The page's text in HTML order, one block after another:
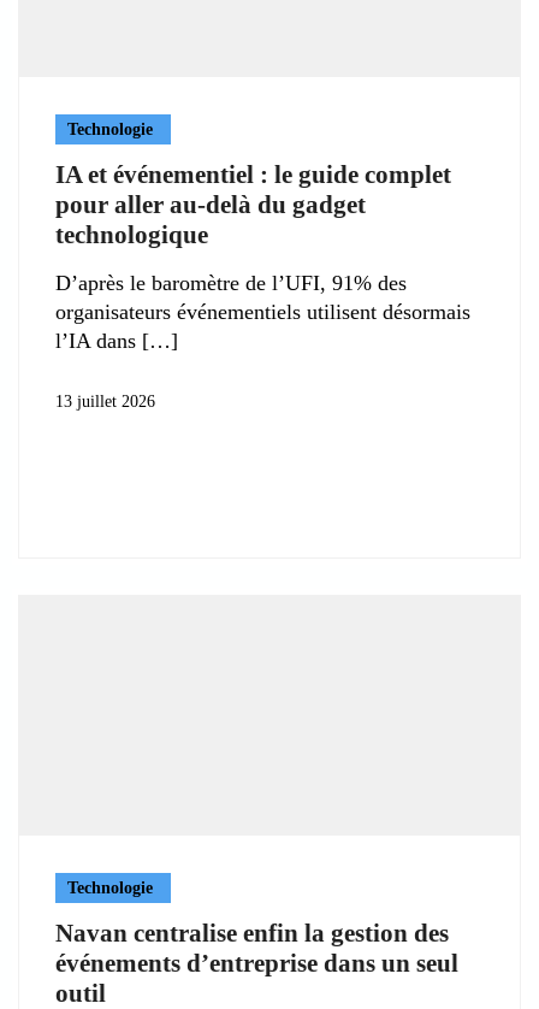
Technologie
IA et événementiel : le guide complet
pour aller au-delà du gadget
technologique
D’après le baromètre de l’UFI, 91% des
organisateurs événementiels utilisent désormais
l’IA dans
13 juillet 2026
Technologie
Navan centralise enfin la gestion des
événements d’entreprise dans un seul
outil